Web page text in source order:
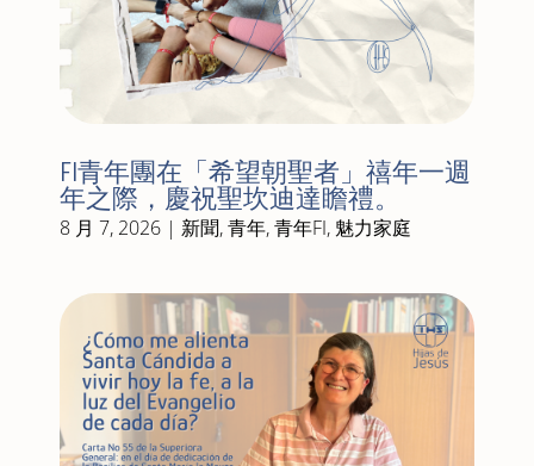
FI青年團在「希望朝聖者」禧年一週
年之際，慶祝聖坎迪達瞻禮。
8 月 7, 2026| 新聞,青年,青年FI,魅力家庭